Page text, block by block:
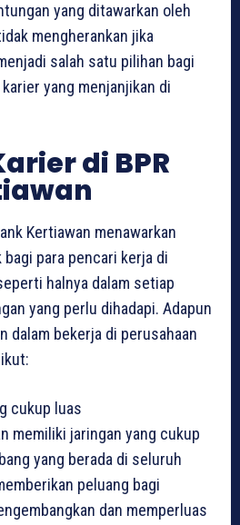
yang ditawarkan oleh
mengherankan jika
salah satu pilihan bagi
yang menjanjikan di
di BPR
Kertiawan menawarkan
para pencari kerja di
halnya dalam setiap
yang perlu dihadapi. Adapun
dalam bekerja di perusahaan
cukup luas
memiliki jaringan yang cukup
yang berada di seluruh
peluang bagi
dan memperluas